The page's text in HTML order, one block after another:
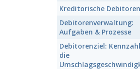
Kreditorische Debitoren
Debitorenverwaltung:
Aufgaben & Prozesse
Debitorenziel:
die